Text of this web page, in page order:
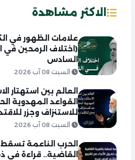
الاكثر مشاهدة
علامات الظهور في
(اختلاف الرمحين في
السادس
السبت 08 آب 2026
العالم بين استهتار
القواعد المهدوية
للاستنزاف وجزر
السبت 08 آب 2026
الحرب الناعمة تسقط
القاضية.. قراءة في